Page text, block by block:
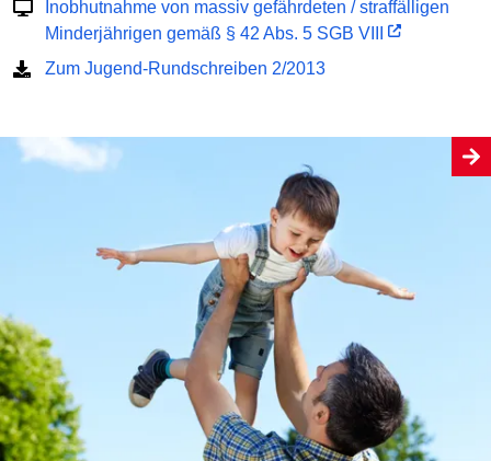
Inobhutnahme von massiv gefährdeten / straffälligen
Minderjährigen gemäß § 42 Abs. 5 SGB VIII
Zum Jugend-Rundschreiben 2/2013